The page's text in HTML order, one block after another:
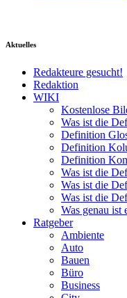
Aktuelles
Redakteure gesucht!
Redaktion
WIKI
Kostenlose
Was ist die
Definition
Definition
Definition
Was ist die
Was ist die
Was ist die
Was genau ist
Ratgeber
Ambiente
Auto
Bauen
Büro
Business